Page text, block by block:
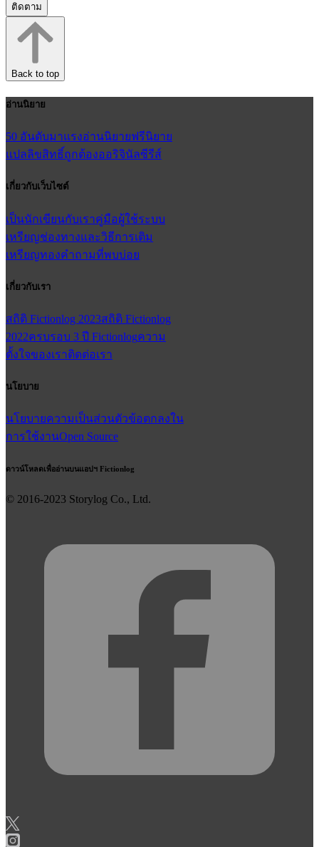
ติดตาม
Back to top
อ่านนิยาย
50 อันดับมาแรงอ่านนิยายฟรีนิยาย
แปลลิขสิทธิ์ถูกต้องออริจินัลซีรีส์
เกี่ยวกับเว็บไซต์
เป็นนักเขียนกับเราคู่มือผู้ใช้ระบบ
เหรียญช่องทางและวิธีการเติม
เหรียญทองคำถามที่พบบ่อย
เกี่ยวกับเรา
สถิติ Fictionlog 2023สถิติ Fictionlog
2022ครบรอบ 3 ปี Fictionlogความ
ตั้งใจของเราติดต่อเรา
นโยบาย
นโยบายความเป็นส่วนตัวข้อตกลงใน
การใช้งานOpen Source
ดาวน์โหลดเพื่ออ่านบนแอปฯ Fictionlog
© 2016-2023 Storylog Co., Ltd.